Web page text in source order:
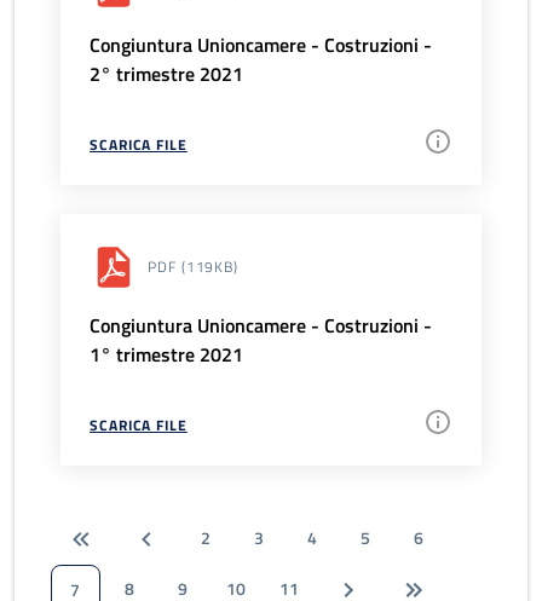
Congiuntura Unioncamere - Costruzioni -
2° trimestre 2021
SCARICA FILE
PDF (119KB)
Congiuntura Unioncamere - Costruzioni -
1° trimestre 2021
SCARICA FILE
2 3 4 5
6
7
8 9 10 11